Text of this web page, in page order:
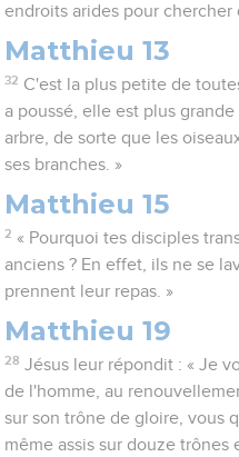
endroits arides pour chercher
Matthieu 13
32 C'est la plus petite de
a poussé, elle est plus
arbre, de sorte que les
ses branches. »
Matthieu 15
2 « Pourquoi tes disciples
anciens ? En effet, ils ne se
prennent leur repas. »
Matthieu 19
28 Jésus leur répondit : « Je
de l'homme, au
sur son trône de gloire, vous
même assis sur douze